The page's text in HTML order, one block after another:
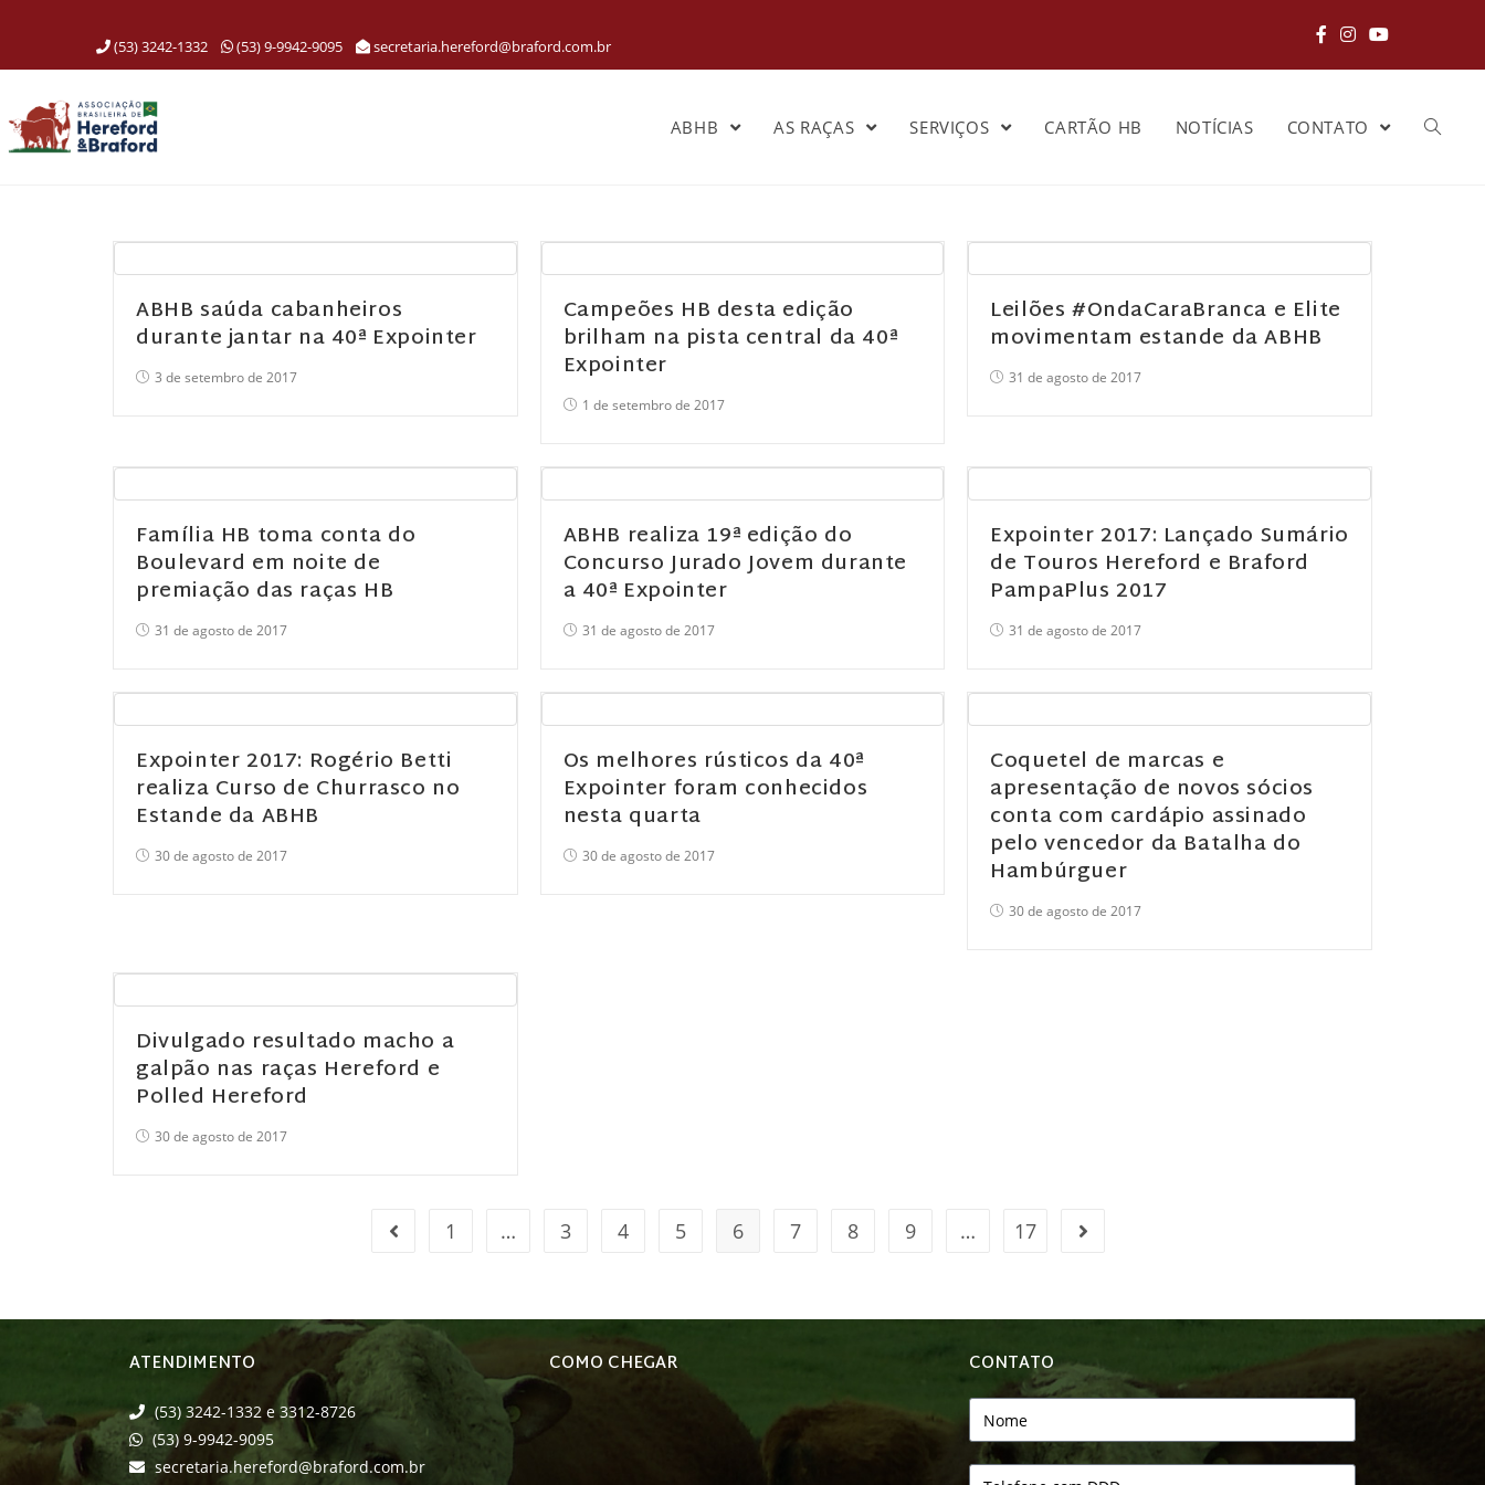
(53) 3242-1332 (53) 9-9942-9095 secretaria.hereford@braford.com.br
ABHB AS RAÇAS SERVIÇOS CARTÃO HB NOTÍCIAS CONTATO
ABHB saúda cabanheiros
durante jantar na 40ª Expointer
3 de setembro de 2017
Campeões HB desta edição
brilham na pista central da 40ª
Expointer
1 de setembro de 2017
Leilões #OndaCaraBranca e Elite
movimentam estande da ABHB
31 de agosto de 2017
Família HB toma conta do
Boulevard em noite de
premiação das raças HB
31 de agosto de 2017
ABHB realiza 19ª edição do
Concurso Jurado Jovem durante
a 40ª Expointer
31 de agosto de 2017
Expointer 2017: Lançado Sumário
de Touros Hereford e Braford
PampaPlus 2017
31 de agosto de 2017
Expointer 2017: Rogério Betti
realiza Curso de Churrasco no
Estande da ABHB
30 de agosto de 2017
Os melhores rústicos da 40ª
Expointer foram conhecidos
nesta quarta
30 de agosto de 2017
Coquetel de marcas e
apresentação de novos sócios
conta com cardápio assinado
pelo vencedor da Batalha do
Hambúrguer
30 de agosto de 2017
Divulgado resultado macho a
galpão nas raças Hereford e
Polled Hereford
30 de agosto de 2017
1 … 3 4 5 6 7 8 9 … 17
ATENDIMENTO
(53) 3242-1332 e 3312-8726
(53) 9-9942-9095
secretaria.hereford@braford.com.br
COMO CHEGAR CONTATO